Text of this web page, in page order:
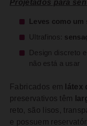
Projetados para
Leves como
Ultrafinos:
Design discreto
não está a usar
Fabricados em látex
preservativos têm
reto, são lisos,
e possuem